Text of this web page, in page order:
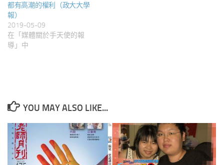
都有高潮的權利（政大大學
報）
2019-05-09
在「媒體關於手天使的報
導」中
YOU MAY ALSO LIKE...